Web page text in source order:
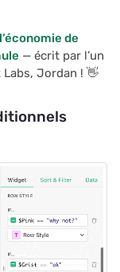
l’économie de
— écrit par l’un
Labs, Jordan ! 👋